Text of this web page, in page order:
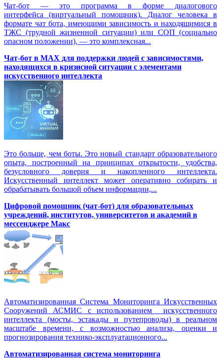
Чат-бот — это программа в форме диалогового
интерфейса (виртуальный помощник). Диалог человека в
формате чат бота, имеющими зависимость и находящимися в
ТЖС (трудной жизненной ситуации) или СОП (социально
опасном положении), — это комплексная...
Чат-бот в MAX для поддержки людей с зависимостями,
находящихся в кризисной ситуации с элементами
искусственного интеллекта
Это больше, чем боты. Это новый стандарт образовательного
опыта, построенный на принципах открытости, удобства,
безусловного доверия и накопленного интеллекта.
Искусственный интеллект может оперативно собирать и
обрабатывать большой объем информации,...
Цифровой помощник (чат-бот) для образовательных
учреждений, институтов, университетов и академий в
мессенджере Макс
Автоматизированная Система Мониторинга Искусственных
Сооружений АСМИС с использованием искусственного
интеллекта (мосты, эстакады и путепроводы) в реальном
масштабе времени, с возможностью анализа, оценки и
прогнозирования технико-эксплуатационного...
Автоматизированная система мониторинга